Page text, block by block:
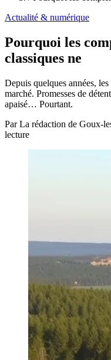
Actualité & numérique
Pourquoi les
classiques ne
Depuis quelques années,
marché. Promesses de
apaisé… Pourtant.
Par La rédaction de Goux-
lecture